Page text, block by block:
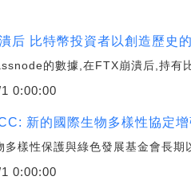
后 比特幣投資者以創造歷史
的數據,在FTX崩潰后,持有
0:00:00
新的國際生物多樣性協定
多樣性保護與綠色發展基金會長
0:00:00